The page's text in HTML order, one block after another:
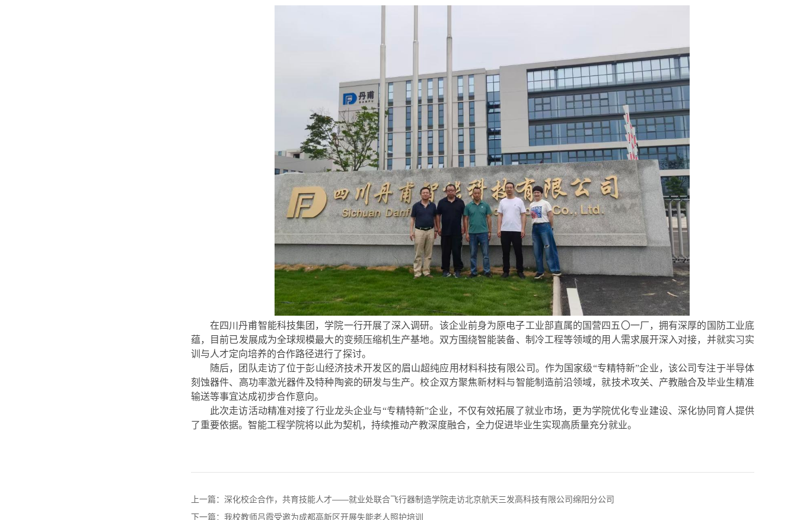
在四川丹甫智能科技集团，学院一行开展了深入调研。该企业前身为原电子工业部直属的国营四五〇一厂，拥有深厚的国防工业底
蕴，目前已发展成为全球规模最大的变频压缩机生产基地。双方围绕智能装备、制冷工程等领域的用人需求展开深入对接，并就实习实
训与人才定向培养的合作路径进行了探讨。
随后，团队走访了位于彭山经济技术开发区的眉山超纯应用材料科技有限公司。作为国家级“专精特新”企业，该公司专注于半导体
刻蚀器件、高功率激光器件及特种陶瓷的研发与生产。校企双方聚焦新材料与智能制造前沿领域，就技术攻关、产教融合及毕业生精准
输送等事宜达成初步合作意向。
此次走访活动精准对接了行业龙头企业与“专精特新”企业，不仅有效拓展了就业市场，更为学院优化专业建设、深化协同育人提供
了重要依据。智能工程学院将以此为契机，持续推动产教深度融合，全力促进毕业生实现高质量充分就业。
上一篇： 深化校企合作，共育技能人才——就业处联合飞行器制造学院走访北京航天三发高科技有限公司绵阳分公司
下一篇： 我校教师吕霞受邀为成都高新区开展失能老人照护培训